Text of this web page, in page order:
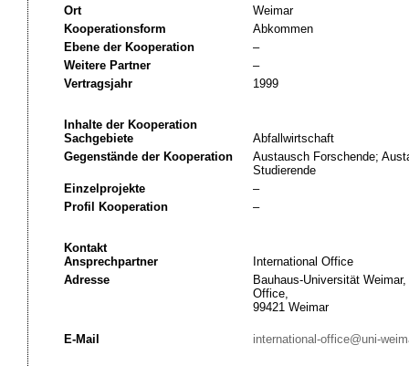
Ort
Weimar
Kooperationsform
Abkommen
Ebene der Kooperation
–
Weitere Partner
–
Vertragsjahr
1999
Inhalte der Kooperation
Sachgebiete
Abfallwirtschaft
Gegenstände der Kooperation
Austausch Forschende;
Studierende
Einzelprojekte
–
Profil Kooperation
–
Kontakt
Ansprechpartner
International Office
Adresse
Bauhaus-Universität
Office,
99421 Weimar
E-Mail international-office@uni-